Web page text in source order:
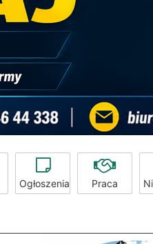
Ogłoszenia Praca